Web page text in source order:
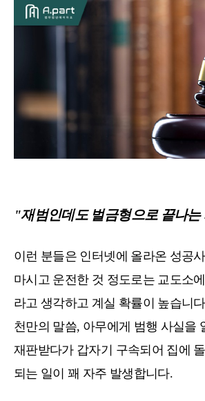
"재범인데도 벌금형으로 끝나
이런 분들은 인터넷에 올라온 성공
마시고 운전한 것 정도로는 교도소
라고 생각하고 계실 확률이 높습니
천만의 말씀, 아무에게 범행 사실을
재판받다가 갑자기 구속되어 집에
되는 일이 꽤 자주 발생합니다.